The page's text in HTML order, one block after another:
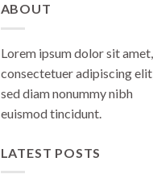
ABOUT
Lorem ipsum dolor sit amet,
consectetuer adipiscing elit,
sed diam nonummy nibh
euismod tincidunt.
LATEST POSTS